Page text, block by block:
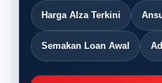
Harga Alza Terkini
Semakan Loan Awal